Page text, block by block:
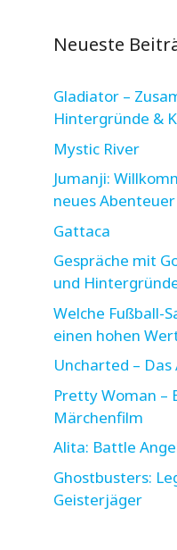
Neueste
Gladiator –
Hintergründe &
Mystic River
Jumanji:
neues
Gattaca
Gespräche mit
und
Welche Fußball-
einen hohen
Uncharted –
Pretty Woman –
Märchenfilm
Alita: Battle
Ghostbusters:
Geisterjäger